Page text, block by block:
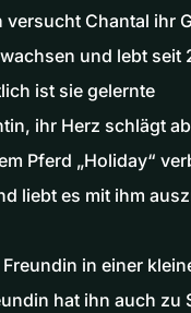
versucht Chantal ihr
und lebt seit
ist sie gelernte
ihr Herz schlägt
Pferd „Holiday“
liebt es mit ihm
in einer
hat ihn auch zu